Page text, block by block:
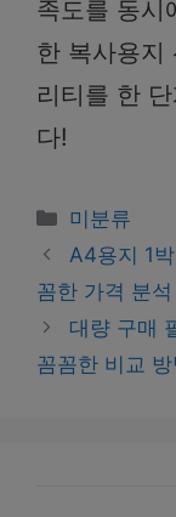
족도를 동시
한 복사용지
리티를 한
다!
Categories
미분류
A4용지 1
꼼한 가격 분
대량 구매
꼼꼼한 비교